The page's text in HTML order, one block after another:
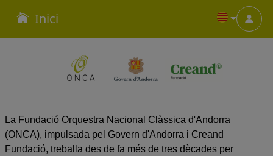
Inici
La Fundació Orquestra Nacional Clàssica d'Andorra
(ONCA), impulsada pel Govern d'Andorra i Creand
Fundació, treballa des de fa més de tres dècades per